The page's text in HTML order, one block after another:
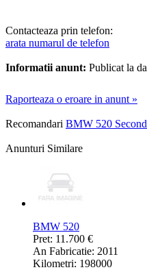
Contacteaza prin telefon:
arata numarul de telefon
Informatii anunt: Publicat la
Raporteaza o eroare in anunt »
Recomandari BMW 520
Anunturi Similare
BMW 520
Pret: 11.700 €
An Fabricatie: 2011
Kilometri: 198000